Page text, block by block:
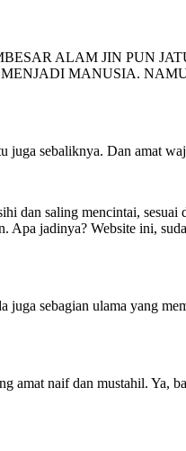
ALAM JIN PUN
MANUSIA.
sebaliknya. Dan amat
dan saling mencintai,
jadinya? Website ini,
sebagian ulama yang
amat naif dan mustahil.